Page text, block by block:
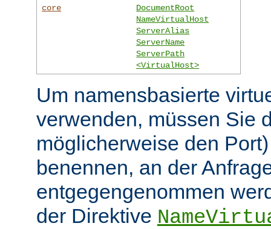
core
DocumentRoot
NameVirtualHost
ServerAlias
ServerName
ServerPath
<VirtualHost>
Um namensbasierte
verwenden, müssen Sie
möglicherweise den
benennen, an der
entgegengenommen
der Direktive